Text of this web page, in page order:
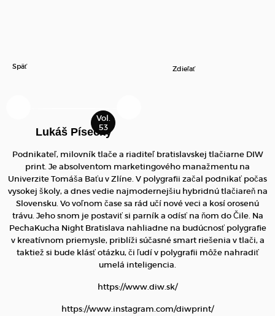
Späť Zdieľať
Lukáš Písecký
Podnikateľ, milovník tlače a riaditeľ bratislavskej tlačiarne DIW
print. Je absolventom marketingového manažmentu na
Univerzite Tomáša Baťu v Zlíne. V polygrafii začal podnikať počas
vysokej školy, a dnes vedie najmodernejšiu hybridnú tlačiareň na
Slovensku. Vo voľnom čase sa rád učí nové veci a kosí orosenú
trávu. Jeho snom je postaviť si parník a odísť na ňom do Čile. Na
PechaKucha Night Bratislava nahliadne na budúcnosť polygrafie
v kreatívnom priemysle, priblíži súčasné smart riešenia v tlači, a
taktiež si bude klásť otázku, či ľudí v polygrafii môže nahradiť
umelá inteligencia.
https://www.diw.sk/
https://www.instagram.com/diwprint/